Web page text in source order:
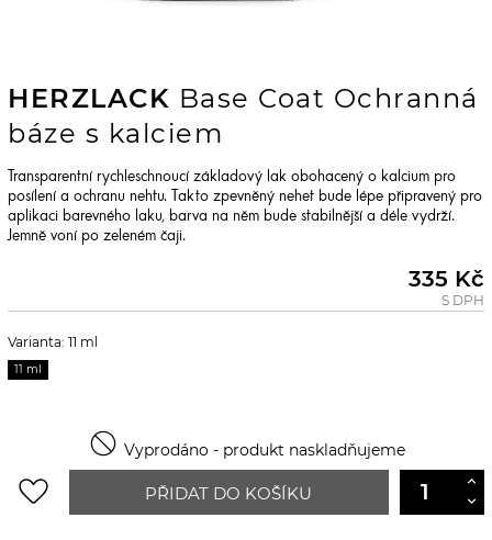
HERZLACK Base Coat Ochranná
báze s kalciem
Transparentní rychleschnoucí základový lak obohacený o kalcium pro
posílení a ochranu nehtu. Takto zpevněný nehet bude lépe připravený pro
aplikaci barevného laku, barva na něm bude stabilnější a déle vydrží.
Jemně voní po zeleném čaji.
335 Kč
S DPH
Varianta: 11 ml
11 ml
 Vyprodáno - produkt naskladňujeme
favorite_border PŘIDAT DO KOŠÍKU